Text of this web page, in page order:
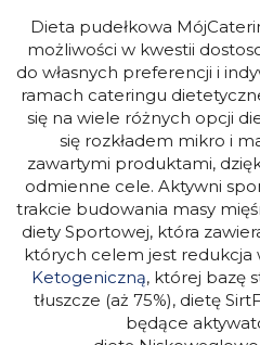
Dieta pudełkowa
możliwości w kwestii
do własnych preferencji i
ramach cateringu
się na wiele różnych opcji
się rozkładem mikro i
zawartymi produktami,
odmienne cele. Aktywni
trakcie budowania masy
diety Sportowej, która
których celem jest redukcja
Ketogeniczną, której bazę
tłuszcze (aż 75%), dietę
będące